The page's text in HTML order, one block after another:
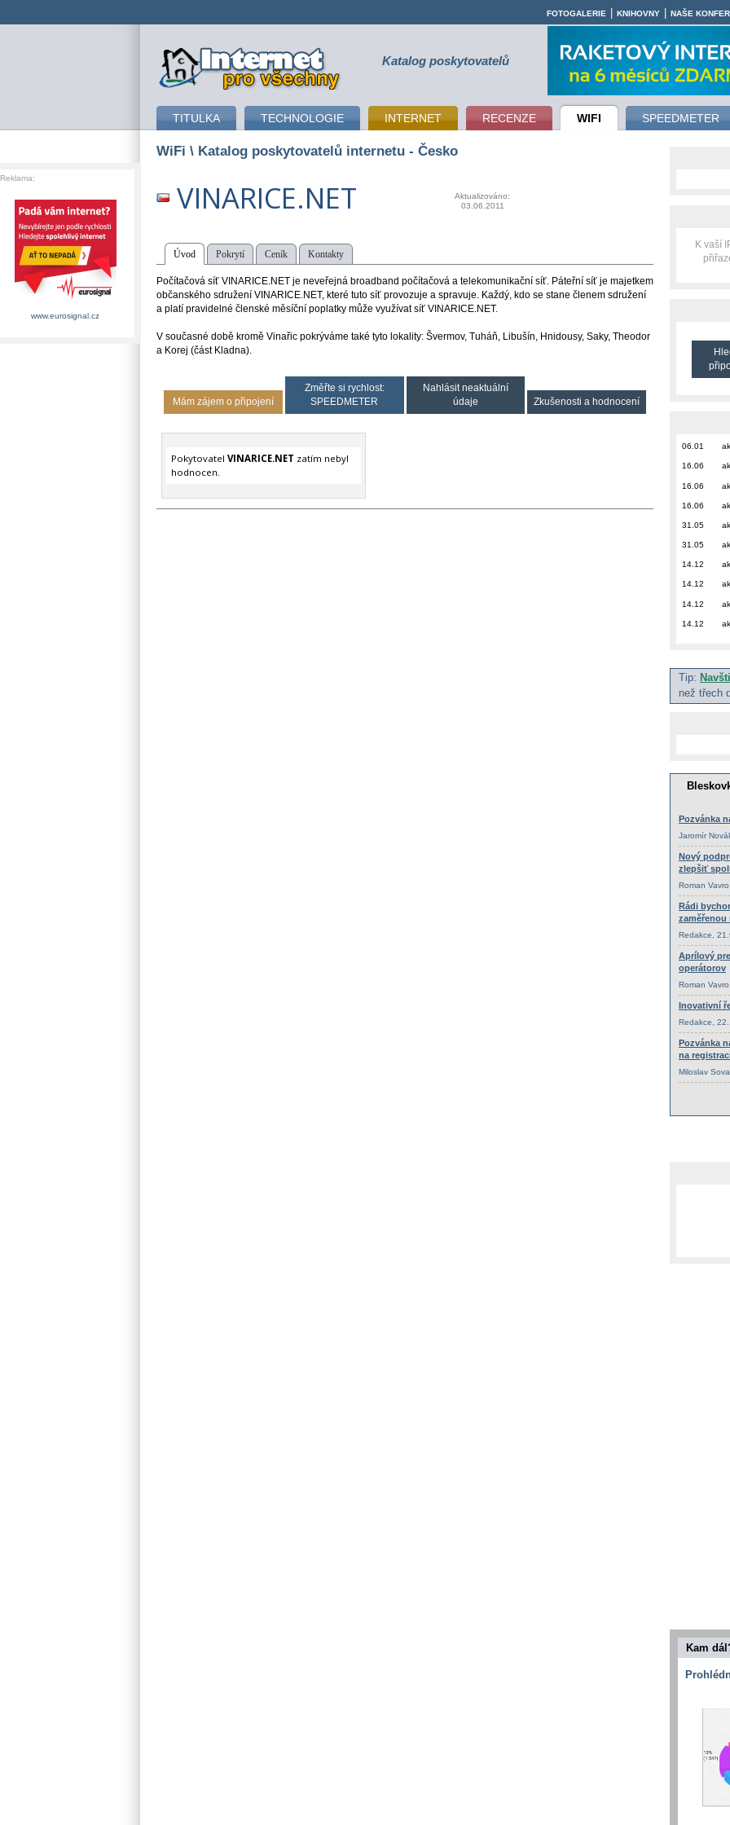
připojení k internetu Katalog poskytovatelů
TITULKA TECHNOLOGIE INTERNET RECENZE WIFI SPEEDMETER
FOTOGALERIE KNIHOVNY NAŠE
WiFi \ Katalog poskytovatelů internetu - Česko
VINARICE.NET
Aktualizováno:
03.06.2011
Úvod Pokrytí Ceník Kontakty
Počítačová síť VINARICE.NET je neveřejná broadband počítačová a telekomunikační síť. Páteřní síť je majetkem
občanského sdružení VINARICE.NET, které tuto síť provozuje a spravuje. Každý, kdo se stane členem sdružení
a platí pravidelné členské měsíční poplatky může využívat síť VINARICE.NET.
V současné době kromě Vinařic pokrýváme také tyto lokality: Švermov, Tuháň, Libušín, Hnidousy, Saky, Theodor
a Korej (část Kladna).
Mám zájem o připojení
Změřte si rychlost:
SPEEDMETER
Nahlásit neaktuální
údaje
Zkušenosti a hodnocení
Pokytovatel VINARICE.NET zatím nebyl
hodnocen.
K vaší
06.01
16.06
16.06
16.06
31.05
31.05
14.12
14.12
14.12
14.12
Tip:
než třech
Kam
Reklama:
www.eurosignal.cz